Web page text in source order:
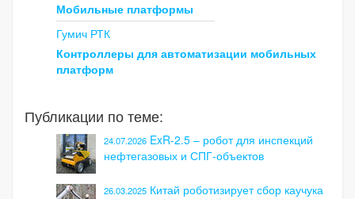
Мобильные платформы
Гумич РТК
Контроллеры для автоматизации мобильных
платформ
Публикации по теме:
24.07.2026 ExR-2.5 – робот для инспекций
нефтегазовых и СПГ-объектов
26.03.2025 Китай роботизирует сбор каучука